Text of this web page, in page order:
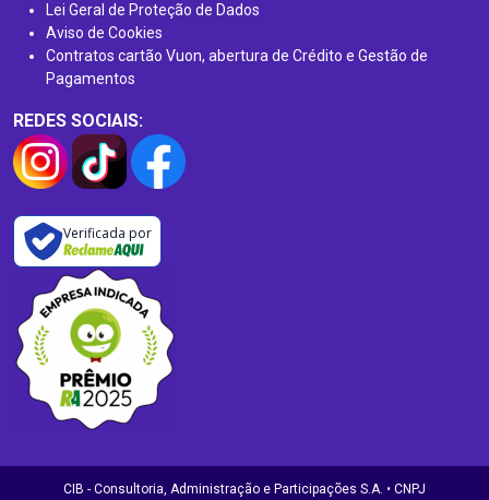
Lei Geral de Proteção de Dados
Aviso de Cookies
Contratos cartão Vuon, abertura de Crédito e Gestão de
Pagamentos
REDES SOCIAIS:
Verificada por
CIB - Consultoria, Administração e Participações S.A. • CNPJ